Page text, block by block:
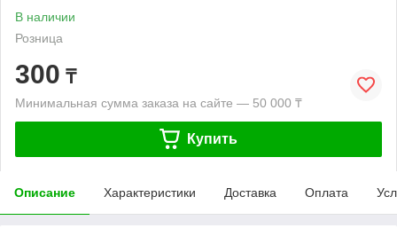
В наличии
Розница
300 ₸
Минимальная сумма заказа на сайте — 50 000 ₸
Купить
Описание Характеристики Доставка Оплата